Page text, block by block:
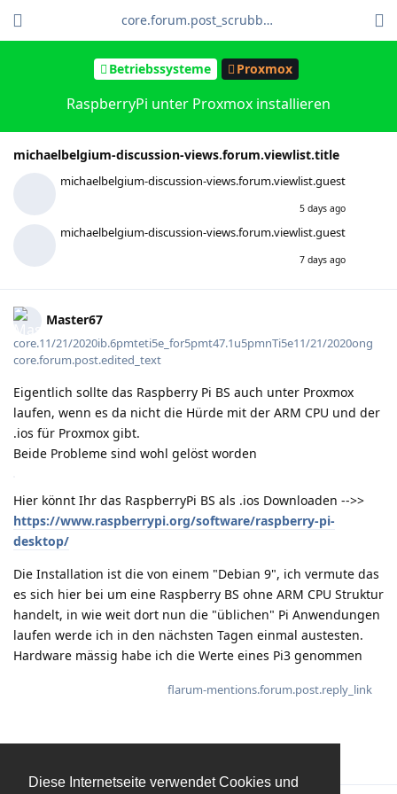
Diese Internetseite verwendet Cookies und
Betriebssysteme Proxmox
RaspberryPi unter Proxmox installieren
michaelbelgium-discussion-views.forum.viewlist.title
michaelbelgium-discussion-views.forum.viewlist.guest
5 days ago
michaelbelgium-discussion-views.forum.viewlist.guest
7 days ago
core.forum.post_scrubber.viewing_text
Master67
core.11/21/2020ib.6pmteti5e_for5pmt47.1u5pmnTi5e11/21/2020ong
core.forum.post.edited_text
Eigentlich sollte das Raspberry Pi BS auch unter Proxmox
laufen, wenn es da nicht die Hürde mit der ARM CPU und der
.ios für Proxmox gibt.
Beide Probleme sind wohl gelöst worden
Hier könnt Ihr das RaspberryPi BS als .ios Downloaden -->>
https://www.raspberrypi.org/software/raspberry-pi-
desktop/
Die Installation ist die von einem "Debian 9", ich vermute das
es sich hier bei um eine Raspberry BS ohne ARM CPU Struktur
handelt, in wie weit dort nun die "üblichen" Pi Anwendungen
laufen werde ich in den nächsten Tagen einmal austesten.
Hardware mässig habe ich die Werte eines Pi3 genommen
flarum-mentions.forum.post.reply_link